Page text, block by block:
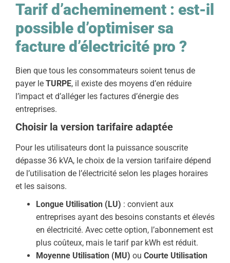
Tarif d’acheminement : est-il
possible d’optimiser sa
facture d’électricité pro ?
Bien que tous les consommateurs soient tenus de
payer le TURPE, il existe des moyens d’en réduire
l’impact et d’alléger les factures d’énergie des
entreprises.
Choisir la version tarifaire adaptée
Pour les utilisateurs dont la puissance souscrite
dépasse 36 kVA, le choix de la version tarifaire dépend
de l’utilisation de l’électricité selon les plages horaires
et les saisons.
Longue Utilisation (LU) : convient aux
entreprises ayant des besoins constants et élevés
en électricité. Avec cette option, l’abonnement est
plus coûteux, mais le tarif par kWh est réduit.
Moyenne Utilisation (MU) ou Courte Utilisation